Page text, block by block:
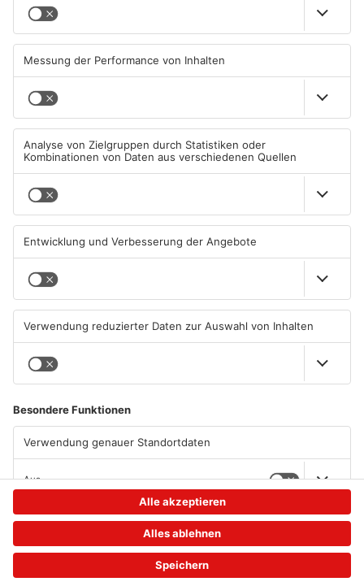
Gute Nachrichten für Pendler
im Main-Kinzig-Kreis und in
Hanau
06.08.2026, 11:33 UHR IN MAIN-
KINZIG-KREIS
Wächtersbacher
Schwimmbad bleibt heute
geschlossen
KINZIG-KREIS